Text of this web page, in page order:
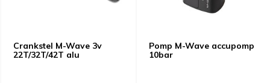
Crankstel M-Wave 3v
22T/32T/42T alu
Pomp M-Wave accupomp
10bar